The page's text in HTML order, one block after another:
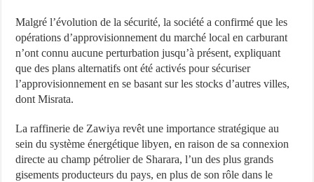
Malgré l’évolution de la sécurité, la société a confirmé que les
opérations d’approvisionnement du marché local en carburant
n’ont connu aucune perturbation jusqu’à présent, expliquant
que des plans alternatifs ont été activés pour sécuriser
l’approvisionnement en se basant sur les stocks d’autres villes,
dont Misrata.
La raffinerie de Zawiya revêt une importance stratégique au
sein du système énergétique libyen, en raison de sa connexion
directe au champ pétrolier de Sharara, l’un des plus grands
gisements producteurs du pays, en plus de son rôle dans le